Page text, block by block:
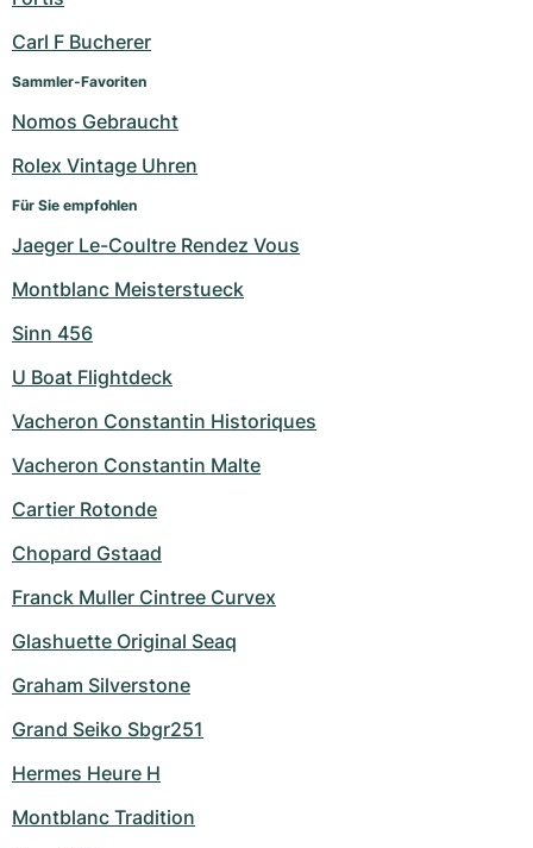
Damenuhren
Damenuhren
Carl F Bucherer
Sammler-Favoriten
Nomos Gebraucht
Rolex Vintage Uhren
Für Sie empfohlen
Jaeger Le-Coultre Rendez Vous
Montblanc Meisterstueck
Sinn 456
U Boat Flightdeck
Vacheron Constantin Historiques
Vacheron Constantin Malte
Cartier Rotonde
Chopard Gstaad
Franck Muller Cintree Curvex
Glashuette Original Seaq
Graham Silverstone
Grand Seiko Sbgr251
Hermes Heure H
Montblanc Tradition